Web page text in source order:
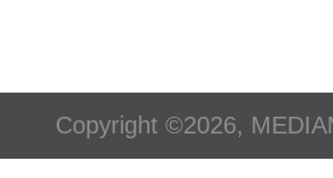
Copyright ©2026,